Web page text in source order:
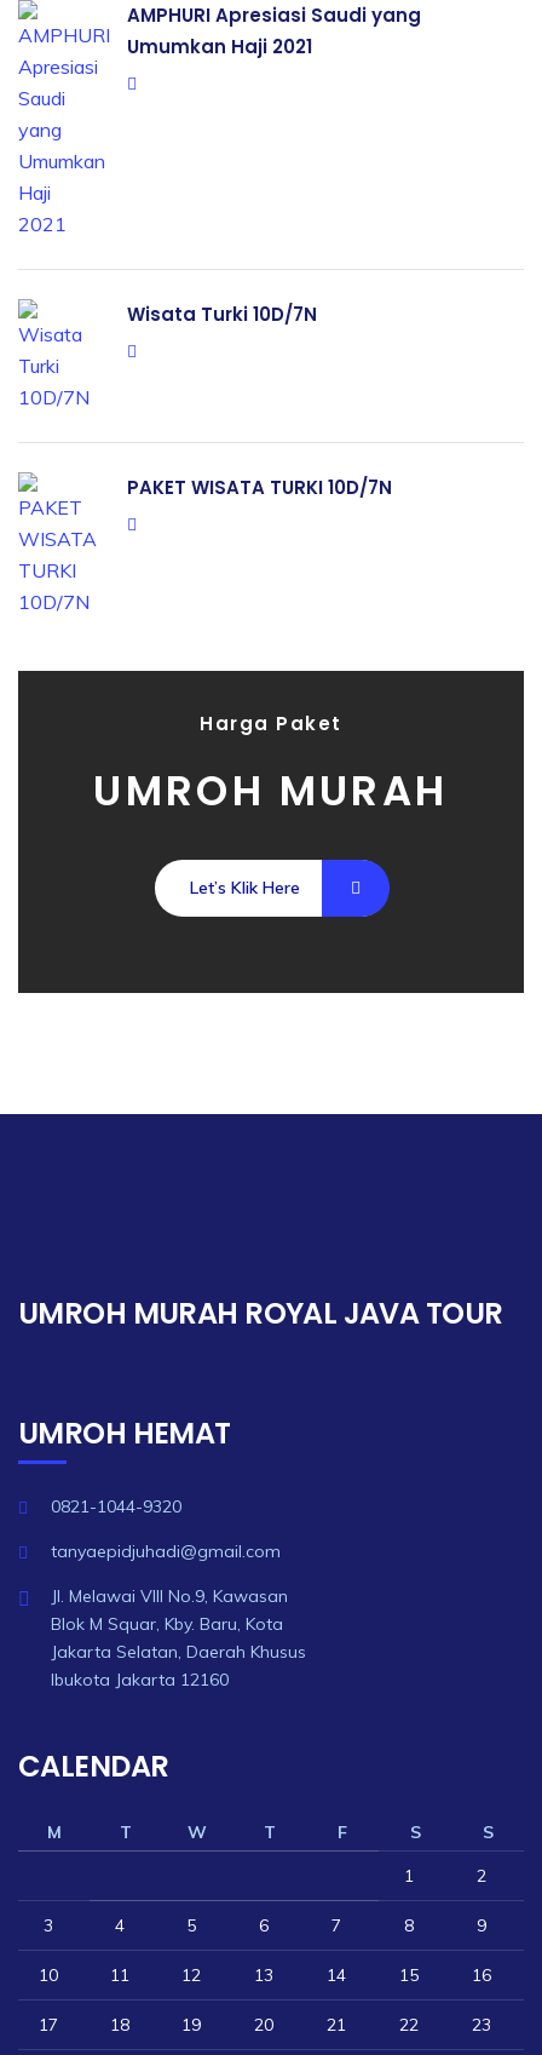
AMPHURI Apresiasi Saudi yang
Umumkan Haji 2021
Wisata Turki 10D/7N
PAKET WISATA TURKI 10D/7N
Harga Paket
UMROH MURAH
Let’s Klik Here
UMROH MURAH ROYAL JAVA TOUR
UMROH HEMAT
0821-1044-9320
tanyaepidjuhadi@gmail.com
Jl. Melawai VIII No.9, Kawasan
Blok M Squar, Kby. Baru, Kota
Jakarta Selatan, Daerah Khusus
Ibukota Jakarta 12160
CALENDAR
M T W T F S
S
1
2
3 4 5 6 7 8 9
10 11 12 13 14 15 16
17 18 19 20 21 22 23